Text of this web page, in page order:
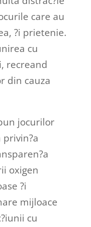
care au
?i prietenie.
cu
recreand
din cauza
jocurilor
oxigen
?i
mijloace
cu